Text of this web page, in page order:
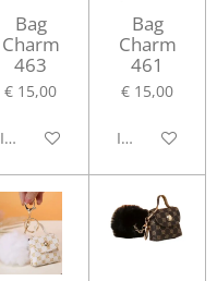
Bag
Charm
463
€ 15,00
In winkelwagen
Bag
Charm
461
€ 15,00
In